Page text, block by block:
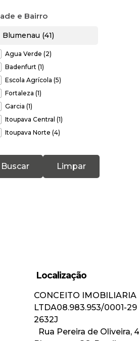
e Bairro
Blumenau (41)
Água Verde (2)
Badenfurt (1)
Escola Agrícola (5)
Fortaleza (1)
Garcia (1)
Itoupava Central (1)
Itoupava Norte (4)
Itoupavazinha (3)
Vorstadt (1)
Gaspar (3)
Bela Vista (1)
Buscar Limpar
Localização
CONCEITO IMOBILIARIA
LTDA08.983.953/0001-29
2632J
Rua Pereira de Oliveira,